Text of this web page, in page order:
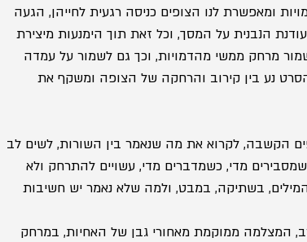
ומאפשרת לנו הצופים כניסה רגעית לחייהן, הגעה
הנבנית על המסך, וכל זאת תוך הימנעות מיצירת
מרחק ממשי מהדמויות, וכך גם לשמור על עמדה
נע בין קירוב והרחקה של הצופה ומשקף את
הקשבה, לקרוא את מה שנאמר בין השורות, לשים לב
מדי, כשמדברים מדי, עשויים להתרחק ולא
בשתיקה, במבט, ולמה שלא נאמר יש חשיבות
המצלמה ממוקמת מאחורי גבן של האחיות, במרחק